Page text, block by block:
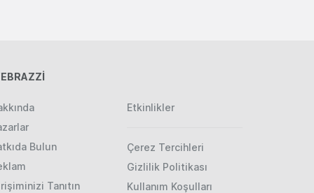
Bulun
Tanıtın
Etkinlikler
Çerez Tercihleri
Gizlilik Politikası
Kullanım Koşulları